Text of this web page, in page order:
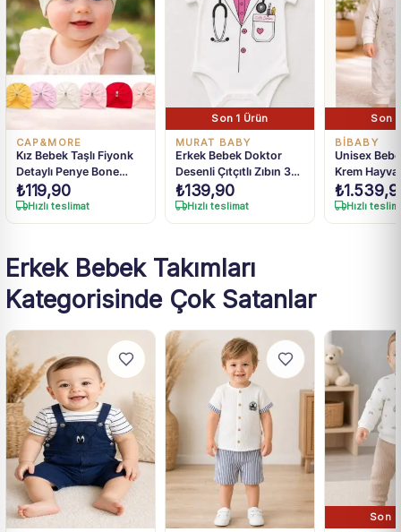
CAP&MORE
Kız Bebek Taşlı Fiyonk
Detaylı Penye Bone
Standart
₺119,90
Hızlı teslimat
Son 1 Ürün
MURAT BABY
Erkek Bebek Doktor
Desenli Çıtçıtlı Zıbın 3-
24 Ay
₺139,90
Hızlı teslimat
Son
BIBABY
Unisex
Krem
Fermuarlı
Pamuklu
12 Ay-4 Yaş
₺
Hızlı
Erkek Bebek Takımları
Kategorisinde Çok Satanlar
Son